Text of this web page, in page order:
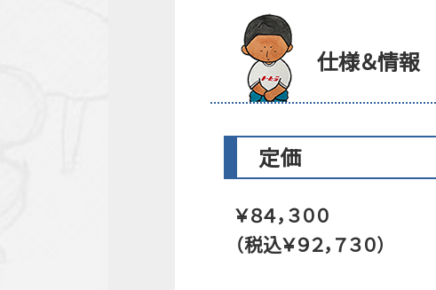
仕様＆情報
定価
￥８４，３００
（税込￥９２，７３０）